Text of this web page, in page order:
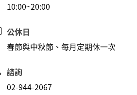
10:00~20:00
公休日
春節與中秋節、每月定期休一次
諮詢
02-944-2067